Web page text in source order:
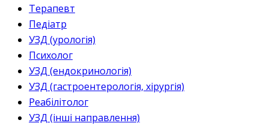
Терапевт
Педіатр
УЗД (урологія)
Психолог
УЗД (ендокринологія)
УЗД (гастроентерологія, хірургія)
Реабілітолог
УЗД (інші направлення)